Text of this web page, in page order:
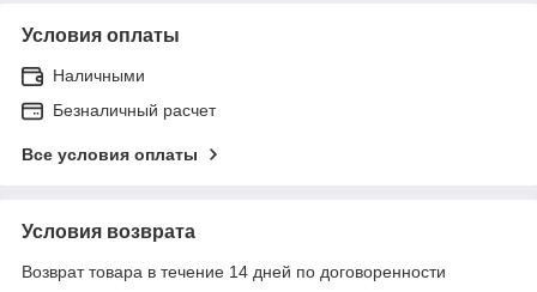
Условия оплаты
Наличными
Безналичный расчет
Все условия оплаты
Условия возврата
Возврат товара в течение 14 дней по договоренности